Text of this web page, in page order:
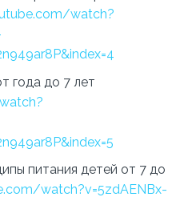
watch?
года до 7 лет
питания детей от 7 до
watch?v=5zdAENBx-